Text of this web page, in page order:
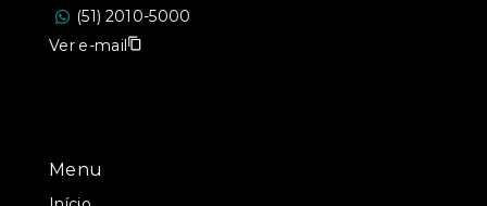
Menu
(51) 2010-5000
Ver e-mail